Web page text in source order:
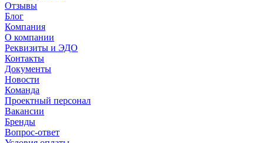
Отзывы
Блог
Компания
О компании
Реквизиты и ЭДО
Контакты
Документы
Новости
Команда
Проектный персонал
Вакансии
Бренды
Вопрос-ответ